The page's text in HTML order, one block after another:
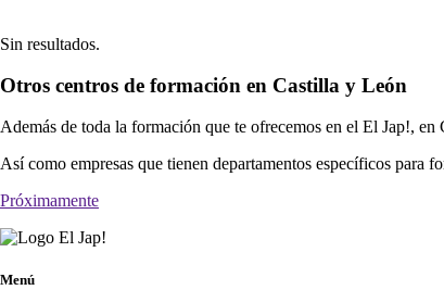
Sin resultados.
Otros centros de formación en Castilla y León
Además de toda la formación que te ofrecemos en el El Jap!,
Así como empresas que tienen departamentos específicos para
Próximamente
Menú